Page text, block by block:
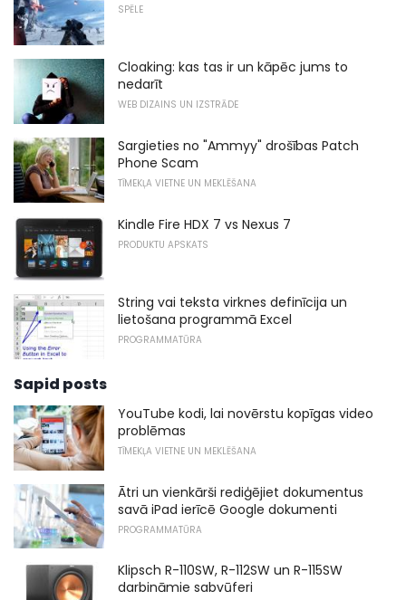
SPĒLE
Cloaking: kas tas ir un kāpēc jums to
nedarīt
WEB DIZAINS UN IZSTRĀDE
Sargieties no "Ammyy" drošības Patch
Phone Scam
TĪMEKĻA VIETNE UN MEKLĒŠANA
Kindle Fire HDX 7 vs Nexus 7
PRODUKTU APSKATS
String vai teksta virknes definīcija un
lietošana programmā Excel
PROGRAMMATŪRA
Sapid posts
YouTube kodi, lai novērstu kopīgas video
problēmas
TĪMEKĻA VIETNE UN MEKLĒŠANA
Ātri un vienkārši rediģējiet dokumentus
savā iPad ierīcē Google dokumenti
PROGRAMMATŪRA
Klipsch R-110SW, R-112SW un R-115SW
darbināmie sabvūferi